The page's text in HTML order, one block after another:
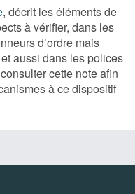
, décrit les éléments de
à vérifier, dans les
d’ordre mais
aussi dans les polices
cette note afin
à ce dispositif